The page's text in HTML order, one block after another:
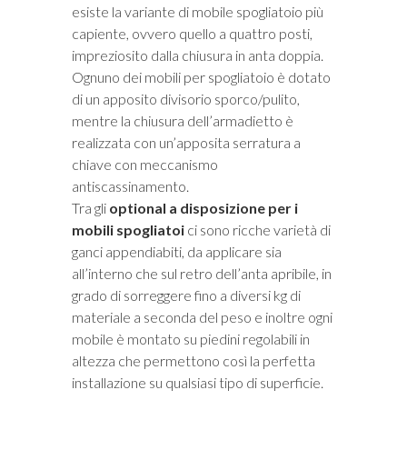
esiste la variante di mobile spogliatoio più
capiente, ovvero quello a quattro posti,
impreziosito dalla chiusura in anta doppia.
Ognuno dei mobili per spogliatoio è dotato
di un apposito divisorio sporco/pulito,
mentre la chiusura dell’armadietto è
realizzata con un’apposita serratura a
chiave con meccanismo
antiscassinamento.
Tra gli optional a disposizione per i
mobili spogliatoi ci sono ricche varietà di
ganci appendiabiti, da applicare sia
all’interno che sul retro dell’anta apribile, in
grado di sorreggere fino a diversi kg di
materiale a seconda del peso e inoltre ogni
mobile è montato su piedini regolabili in
altezza che permettono così la perfetta
installazione su qualsiasi tipo di superficie.